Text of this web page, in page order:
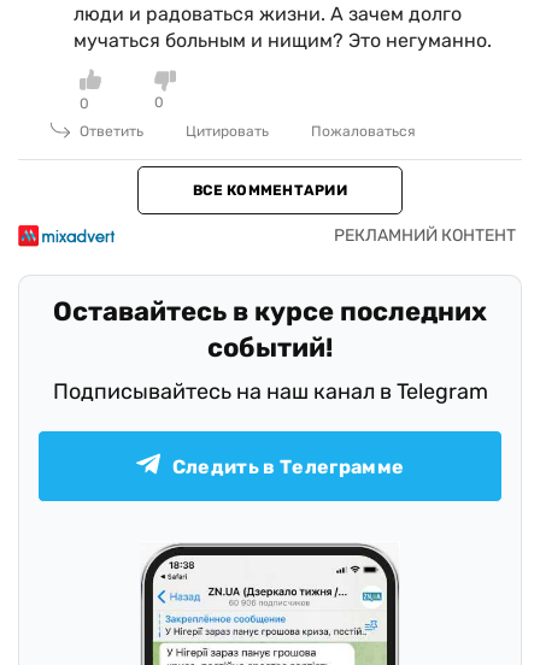
люди и радоваться жизни. А зачем долго
мучаться больным и нищим? Это негуманно.
0
0
Ответить
Цитировать Пожаловаться
ВСЕ КОММЕНТАРИИ
Оставайтесь в курсе последних
событий!
Подписывайтесь на наш канал в Telegram
Следить в Телеграмме